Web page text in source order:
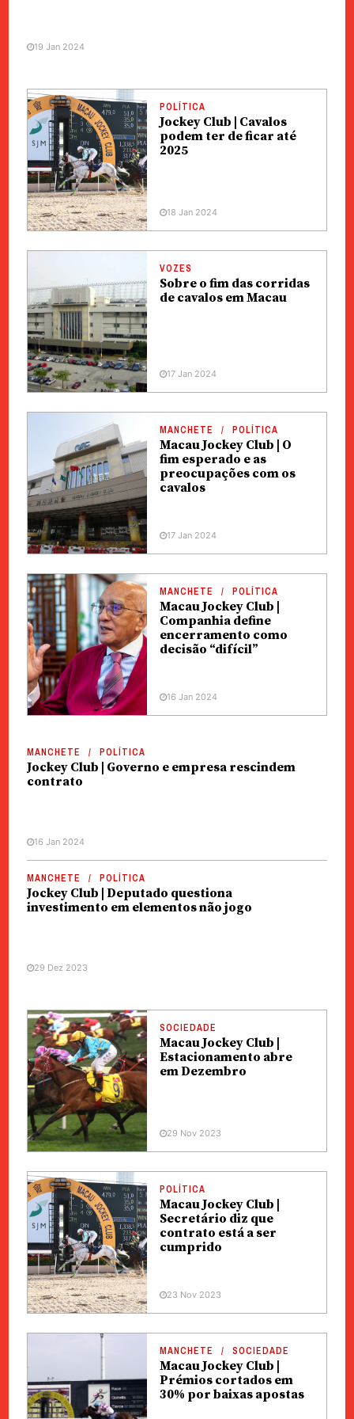
19 Jan 2024
POLÍTICA
Jockey Club | Cavalos
podem ter de ficar até
2025
18 Jan 2024
VOZES
Sobre o fim das corridas
de cavalos em Macau
17 Jan 2024
MANCHETE POLÍTICA
Macau Jockey Club | O
fim esperado e as
preocupações com os
cavalos
17 Jan 2024
MANCHETE POLÍTICA
Macau Jockey Club |
Companhia define
encerramento como
decisão “difícil”
16 Jan 2024
MANCHETE POLÍTICA
Jockey Club | Governo e empresa rescindem
contrato
16 Jan 2024
MANCHETE POLÍTICA
Jockey Club | Deputado questiona
investimento em elementos não jogo
29 Dez 2023
SOCIEDADE
Macau Jockey Club |
Estacionamento abre
em Dezembro
29 Nov 2023
POLÍTICA
Macau Jockey Club |
Secretário diz que
contrato está a ser
cumprido
23 Nov 2023
MANCHETE SOCIEDADE
Macau Jockey Club |
Prémios cortados em
30% por baixas apostas